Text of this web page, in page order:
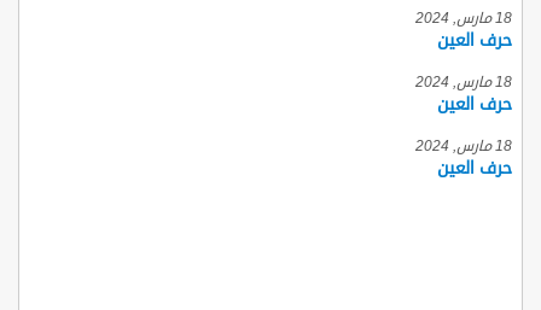
18 مارس, 2024
حرف العين
18 مارس, 2024
حرف العين
18 مارس, 2024
حرف العين